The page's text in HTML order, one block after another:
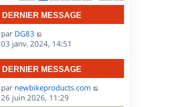
DERNIER MESSAGE
D
e
r
m
par DG83
03 janv. 2024, 14:51
DERNIER MESSAGE
D
e
par newbikeproducts.com
26 juin 2026, 11:29